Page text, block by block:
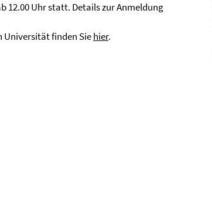
12.00 Uhr statt. Details zur Anmeldung
Universität finden Siehier.